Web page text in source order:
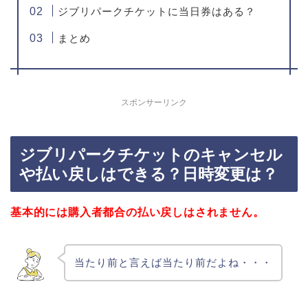
ジブリパークチケットに当日券はある？
まとめ
スポンサーリンク
ジブリパークチケットのキャンセル
や払い戻しはできる？日時変更は？
基本的には購入者都合の払い戻しはされません。
当たり前と言えば当たり前だよね・・・